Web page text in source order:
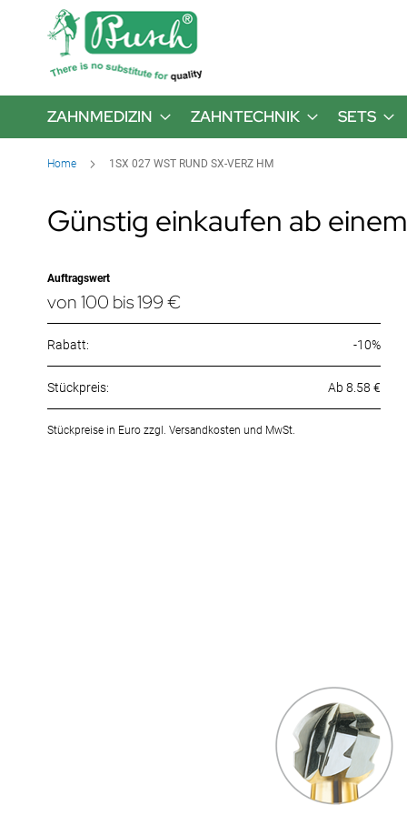
ZAHNMEDIZIN ZAHNTECHNIK SETS
Home 1SX 027 WST RUND SX-VERZ HM
Günstig einkaufen ab
Auftragswert
von 100 bis 199 €
Rabatt: -10%
Ab 8.58 €
Stückpreise in Euro zzgl. Versandkosten und MwSt.